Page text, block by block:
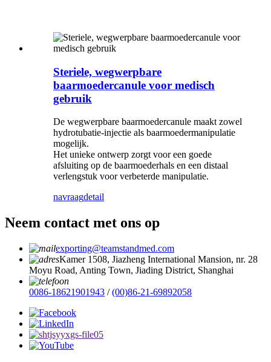
Steriele, wegwerpbare
baarmoedercanule voor medisch
gebruik
De wegwerpbare baarmoedercanule maakt zowel
hydrotubatie-injectie als baarmoedermanipulatie
mogelijk.
Het unieke ontwerp zorgt voor een goede
afsluiting op de baarmoederhals en een distaal
verlengstuk voor verbeterde manipulatie.
navraagdetail
Neem contact met ons op
exporting@teamstandmed.com
Kamer 1508, Jiazheng International Mansion, nr. 28
Moyu Road, Anting Town, Jiading District, Shanghai
0086-18621901943 /(00)86-21-69892058